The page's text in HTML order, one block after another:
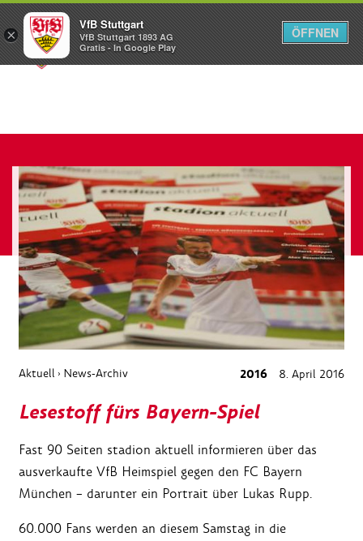
Menü
Aktuell › News-Archiv 2016 8. April 2016
Lesestoff fürs Bayern-Spiel
Fast 90 Seiten stadion aktuell informieren über das
ausverkaufte VfB Heimspiel gegen den FC Bayern
München – darunter ein Portrait über Lukas Rupp.
60.000 Fans werden an diesem Samstag in die
×
VfB Stuttgart
VfB Stuttgart 1893 AG
Gratis - In Google Play
ÖFFNEN